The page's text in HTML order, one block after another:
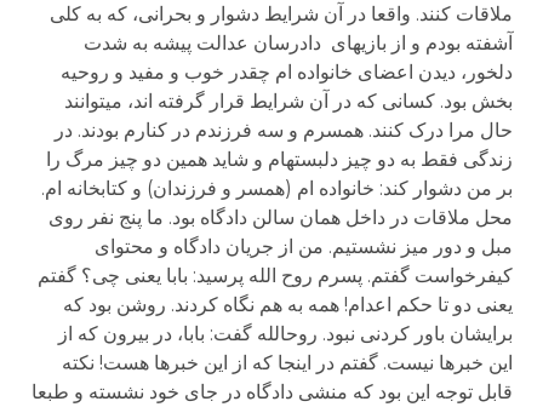
ملاقات کنند. واقعا در آن شرایط دشوار و بحرانی، که به کلی
آشفته بودم و از بازیهای دادرسان عدالت پیشه به شدت
دلخور، دیدن اعضای خانواده ام چقدر خوب و مفید و روحیه
بخش بود. کسانی که در آن شرایط قرار گرفته اند، می­توانند
حال مرا درک کنند. همسرم و سه فرزندم در کنارم بودند. در
زندگی فقط به دو چیز دلبسته­ام و شاید همین دو چیز مرگ را
بر من دشوار کند: خانواده ام (همسر و فرزندان) و کتابخانه ام.
محل ملاقات در داخل همان سالن دادگاه بود. ما پنج نفر روی
مبل و دور میز نشستیم. من از جریان دادگاه و محتوای
کیفرخواست گفتم. پسرم روح الله پرسید: بابا یعنی چی؟ گفتم
یعنی دو تا حکم اعدام! همه به هم نگاه کردند. روشن بود که
برایشان باور کردنی نبود. روح­الله گفت: بابا، در بیرون که از
این خبرها نیست. گفتم در اینجا که از این خبرها هست! نکته
قابل توجه این بود که منشی دادگاه در جای خود نشسته و طبعا